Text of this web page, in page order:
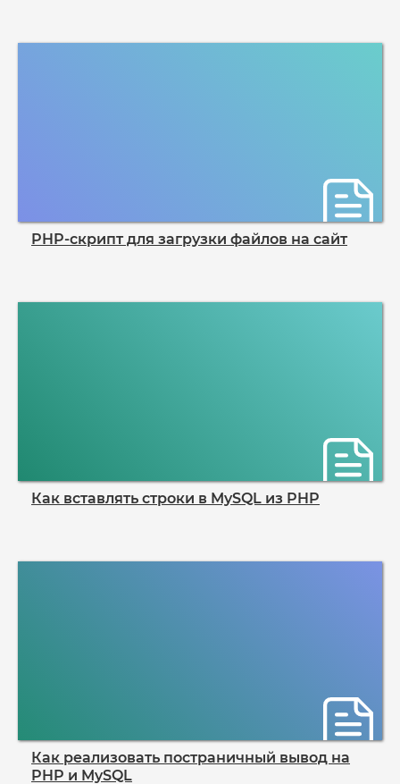
PHP-скрипт для загрузки файлов на сайт
Как вставлять строки в MySQL из PHP
Как реализовать постраничный вывод на
PHP и MySQL